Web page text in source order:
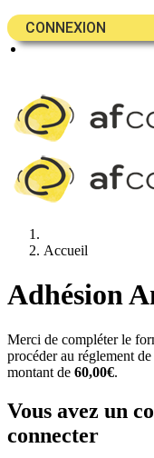
CONNEXION
Accueil
Adhésion
Merci de compléter le
procéder au réglement
montant de 60,00€.
Vous avez un
connecter